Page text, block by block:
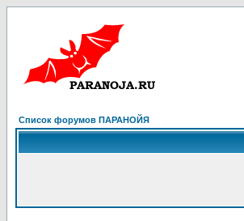
Список форумов ПАРАНОЙЯ